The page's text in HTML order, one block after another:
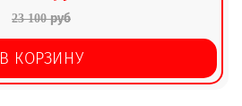
23 100 руб
В КОРЗИНУ